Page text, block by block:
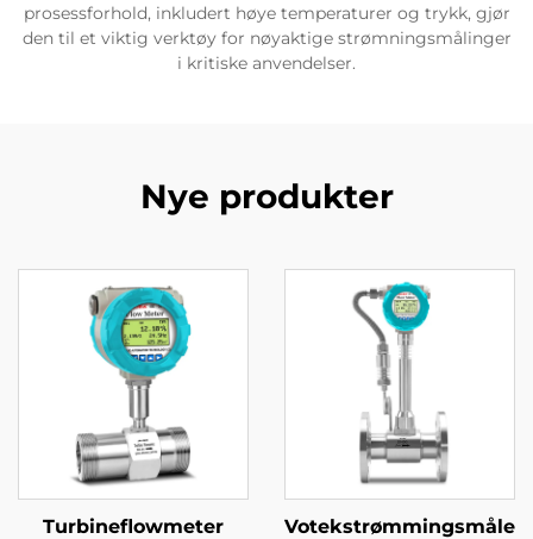
prosessforhold, inkludert høye temperaturer og trykk, gjør
den til et viktig verktøy for nøyaktige strømningsmålinger
i kritiske anvendelser.
Nye produkter
Turbineflowmeter
Votekstrømmingsmåler